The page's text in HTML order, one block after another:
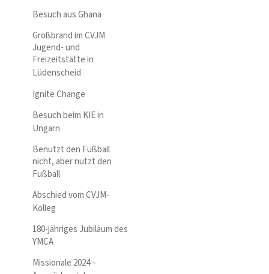
Besuch aus Ghana
Großbrand im CVJM
Jugend- und
Freizeitstätte in
Lüdenscheid
Ignite Change
Besuch beim KIE in
Ungarn
Benutzt den Fußball
nicht, aber nutzt den
Fußball
Abschied vom CVJM-
Kolleg
180-jähriges Jubiläum des
YMCA
Missionale 2024 –